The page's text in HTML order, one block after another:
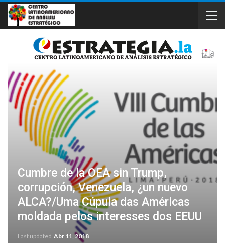
Cumbre de la OEA sin Trump,
corrupción, Venezuela, ¿un nuevo
ALCA?/Uma Cúpula das Américas
moldada pelos interesses dos EEUU
Last updated Abr 11, 2018